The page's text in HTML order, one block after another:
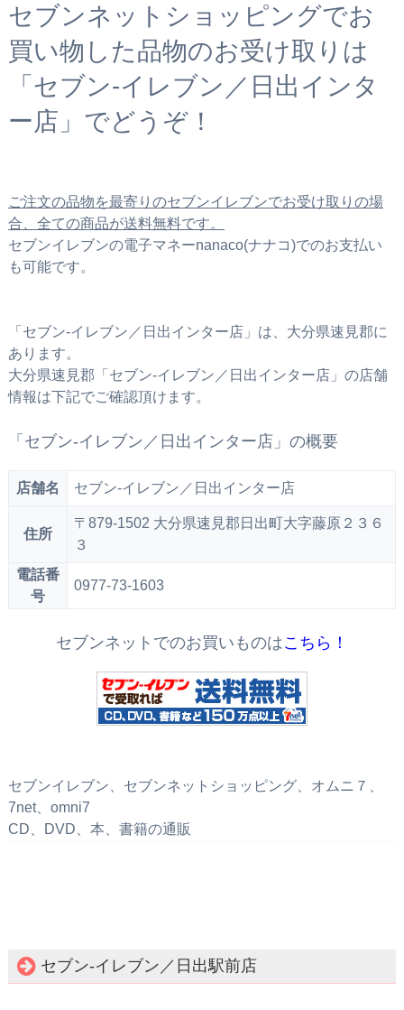
セブンネットショッピングでお
買い物した品物のお受け取りは
「セブン‐イレブン／日出インタ
ー店」でどうぞ！
ご注文の品物を最寄りのセブンイレブンでお受け取りの場
合、全ての商品が送料無料です。
セブンイレブンの電子マネーnanaco(ナナコ)でのお支払い
も可能です。
「セブン‐イレブン／日出インター店」は、大分県速見郡に
あります。
大分県速見郡「セブン‐イレブン／日出インター店」の店舗
情報は下記でご確認頂けます。
「セブン‐イレブン／日出インター店」の概要
店舗名 セブン‐イレブン／日出インター店
住所
〒879-1502 大分県速見郡日出町大字藤原２３６
３
電話番
号
0977-73-1603
セブンネットでのお買いものはこちら！
セブンイレブン、セブンネットショッピング、オムニ７、
7net、omni7
CD、DVD、本、書籍の通販
セブン‐イレブン／日出駅前店